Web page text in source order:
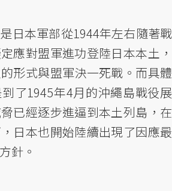
日本軍部從1944年左右隨著戰
應對盟軍進功登陸日本本土，
形式與盟軍決一死戰。而具體
了1945年4月的沖繩島戰役展
已經逐步進逼到本土列島，在
日本也開始陸續出現了因應最
針。